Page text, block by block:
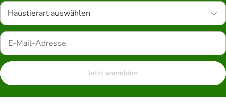
Haustierart auswählen
Jetzt anmelden